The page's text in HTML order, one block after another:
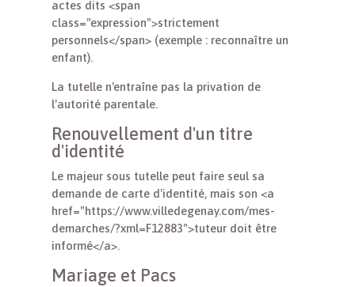
actes dits <span
class="expression">strictement
personnels</span> (exemple : reconnaître un
enfant).
La tutelle n'entraîne pas la privation de
l'autorité parentale.
Renouvellement d'un titre
d'identité
Le majeur sous tutelle peut faire seul sa
demande de carte d'identité, mais son <a
href="https://www.villedegenay.com/mes-
demarches/?xml=F12883">tuteur doit être
informé</a>.
Mariage et Pacs